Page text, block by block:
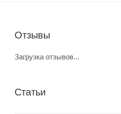
Отзывы
Загрузка отзывов...
Статьи